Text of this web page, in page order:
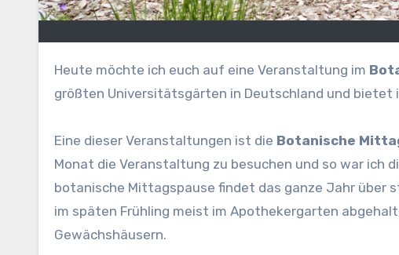
Heute möchte ich euch auf eine Veranstaltung im
größten Universitätsgärten in Deutschland und bietet
Eine dieser Veranstaltungen ist die Botanische
Monat die Veranstaltung zu besuchen und so war ich
botanische Mittagspause findet das ganze Jahr über
im späten Frühling meist im Apothekergarten
Gewächshäusern.